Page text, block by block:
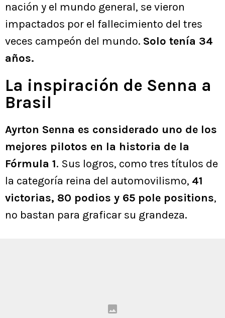
nación y el mundo general, se vieron
impactados por el fallecimiento del tres
veces campeón del mundo. Solo tenía 34
años.
La inspiración de Senna a
Brasil
Ayrton Senna es considerado uno de los
mejores pilotos en la historia de la
Fórmula 1. Sus logros, como tres títulos de
la categoría reina del automovilismo, 41
victorias, 80 podios y 65 pole positions,
no bastan para graficar su grandeza.